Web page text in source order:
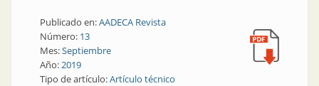
Publicado en:AADECA Revista
Número: 13
Mes:Septiembre
Año:2019
Tipo de artículo:Artículo técnico